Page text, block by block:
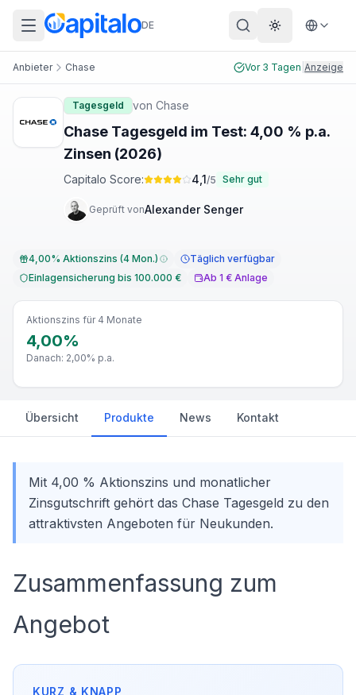
DE Theme
Anbieter Chase Vor 3 Tagen Anzeige
Tagesgeld von Chase
Chase Tagesgeld im Test: 4,00 % p.a.
Zinsen (2026)
Capitalo Score: 4,1/5 Sehr gut
Geprüft vonAlexander Senger
4,00% Aktionszins (4 Mon.)
Täglich verfügbar
Einlagensicherung bis 100.000 €
Ab 1 € Anlage
Aktionszins für 4 Monate
4,00%
Danach: 2,00% p.a.
Übersicht Produkte News Kontakt
Mit 4,00 % Aktionszins und monatlicher
Zinsgutschrift gehört das Chase Tagesgeld zu den
attraktivsten Angeboten für Neukunden.
Zusammenfassung zum
Angebot